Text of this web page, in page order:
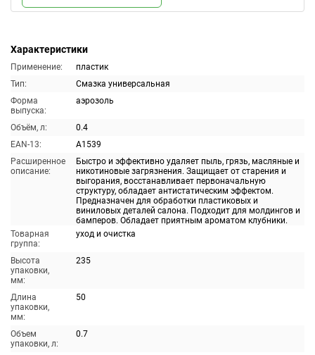
Характеристики
Применение:
пластик
Тип:
Смазка универсальная
Форма
выпуска:
аэрозоль
Объём, л:
0.4
EAN-13:
A1539
Расширенное
описание:
Быстро и эффективно удаляет пыль, грязь, масляные и
никотиновые загрязнения. Защищает от старения и
выгорания, восстанавливает первоначальную
структуру, обладает антистатическим эффектом.
Предназначен для обработки пластиковых и
виниловых деталей салона. Подходит для молдингов и
бамперов. Обладает приятным ароматом клубники.
Товарная
группа:
уход и очистка
Высота
упаковки,
мм:
235
Длина
упаковки,
мм:
50
Объем
упаковки, л:
0.7